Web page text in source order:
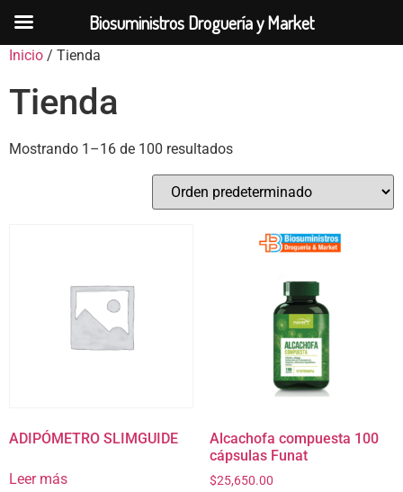
Inicio / Tienda
Tienda
Mostrando 1–16 de 100 resultados
ADIPÓMETRO SLIMGUIDE
Leer más
Alcachofa compuesta 100
cápsulas Funat
$25,650.00
Biosuministros Droguería y Market